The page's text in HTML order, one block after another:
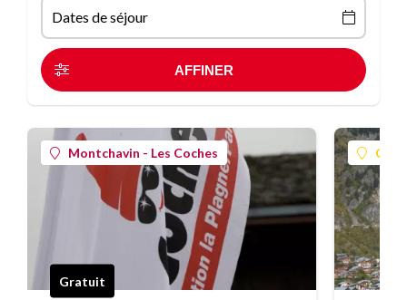
Dates de séjour
Montchavin - Les Coches
Gratuit